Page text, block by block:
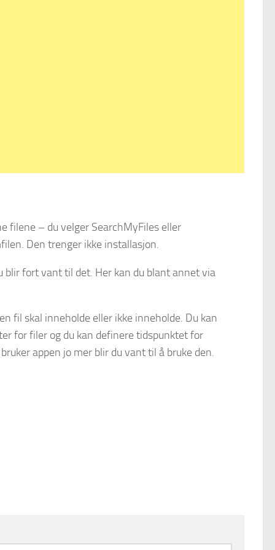
filene – du velger SearchMyFiles eller
Den trenger ikke installasjon.
blir fort vant til det. Her kan du blant annet via
fil skal inneholde eller ikke inneholde. Du kan
for filer og du kan definere tidspunktet for
appen jo mer blir du vant til å bruke den.